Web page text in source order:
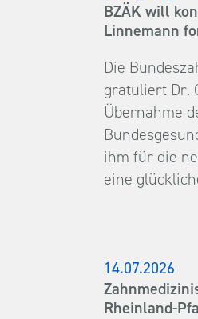
BZÄK will
Linnemann
Die
gratuliert Dr.
Übernahme
ihm für die
eine
14.07.2026
Rheinland-